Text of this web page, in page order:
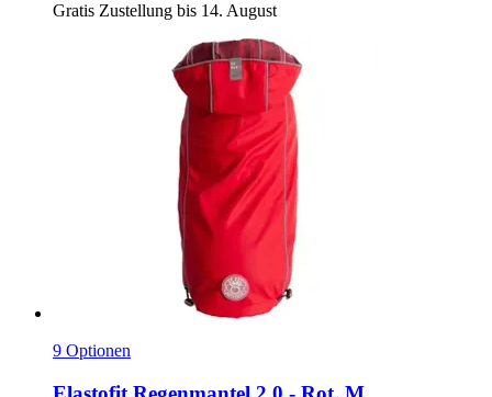
Gratis Zustellung bis 14. August
9 Optionen